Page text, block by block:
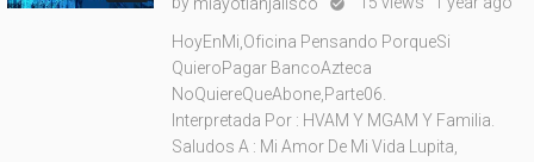
HoyEnMi,Oficina Pensando PorqueSi
QuieroPagar BancoAzteca
NoQuiereQueAbone,Parte06.
Interpretada Por : HVAM Y MGAM Y Familia.
Saludos A : Mi Amor De Mi Vida Lupita,